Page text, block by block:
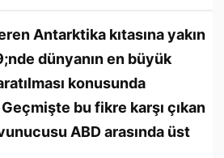
Antarktika kıtasına yakın
dünyanın en büyük
konusunda
bu fikre karşı çıkan
ABD arasında üst